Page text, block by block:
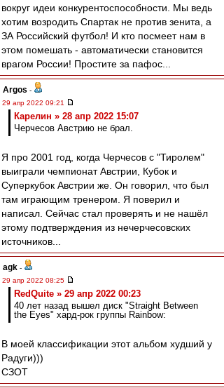
вокруг идеи конкурентоспособности. Мы ведь
хотим возродить Спартак не против зенита, а
ЗА Российский футбол! И кто посмеет нам в
этом помешать - автоматически становится
врагом России! Простите за пафос...
Argos -
29 апр 2022 09:21
Карелин » 28 апр 2022 15:07
Черчесов Австрию не брал.
Я про 2001 год, когда Черчесов с "Тиролем"
выиграли чемпионат Австрии, Кубок и
Суперкубок Австрии же. Он говорил, что был
там играющим тренером. Я поверил и
написал. Сейчас стал проверять и не нашёл
этому подтверждения из нечерчесовских
источников...
agk -
29 апр 2022 08:25
RedQuite » 29 апр 2022 00:23
40 лет назад вышел диск "Straight Between
the Eyes" хард-рок группы Rainbow:
В моей классификации этот альбом худший у
Радуги)))
СЗОТ